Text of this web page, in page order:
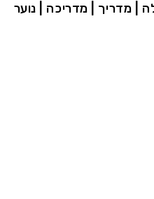
| מדריך | מדריכה | נוער